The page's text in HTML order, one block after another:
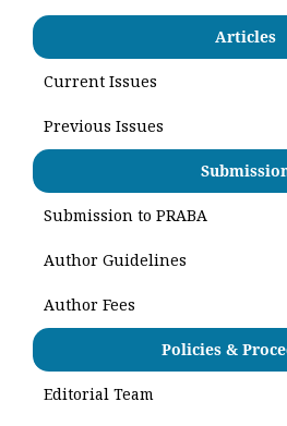
Articles
Current Issues
Previous Issues
Submission to PRABA
Author Guidelines
Author Fees
Policies &
Editorial Team